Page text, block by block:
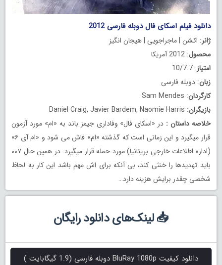
دانلود فیلم اسکای فال دوبله فارسی 2012
ژانر: اکشن | ماجراجویی | هیجان انگیز
محصول: 2012 آمریکا
امتیاز: 10/7.7
زبان: دوبله فارسی
کارگردان: Sam Mendes
بازیگران: Daniel Craig, Javier Bardem, Naomie Harris
خلاصه داستان : در «اسکای فال» وفاداری جیمز باند به «ام» مورد آزمون
قرار میگیرد و این زمانی است که گذشته «ام» فاش می شود و «ام آی ۶»
(اداره اطلاعات خارجی بریتانیا) مورد حمله قرار میگیرد. در همین حال ۰۰۷
باید تهدیدها را خنثی کند، بی آنکه برای اش مهم باشد این کار به لحاظ
شخصی چقدر برایش هزینه دارد…
📥 لینک‌های دانلود رایگان
دانلود کیفیت BluRay 1080p دوبله فارسی (1.9 گیگابایت )